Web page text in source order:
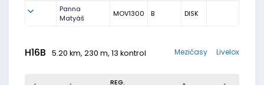
Panna
Matyáš
MOV1300 B DISK
H16B 5.20 km, 230 m, 13 kontrol Livelox
Mezičasy
REG.